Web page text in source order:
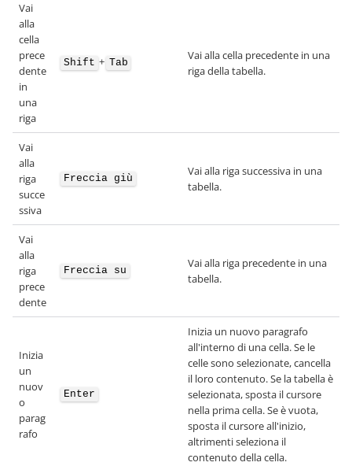
Vai
alla
cella
prece
dente
in
una
riga
Shift + Tab
Vai alla cella precedente in una
riga della tabella.
Vai
alla
riga
succe
ssiva
Freccia giù
Vai alla riga successiva in una
tabella.
Vai
alla
riga
prece
dente
Freccia su
Vai alla riga precedente in una
tabella.
Inizia
un
nuov
o
parag
rafo
Enter
Inizia un nuovo paragrafo
all'interno di una cella. Se le
celle sono selezionate, cancella
il loro contenuto. Se la tabella è
selezionata, sposta il cursore
nella prima cella. Se è vuota,
sposta il cursore all'inizio,
altrimenti seleziona il
contenuto della cella.